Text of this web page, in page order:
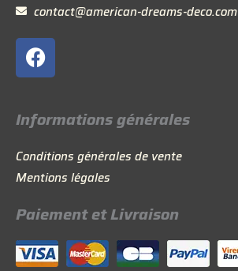
contact@american-dreams-deco.com
F
a
c
e
b
o
o
k
Informations générales
Conditions générales de vente
Mentions légales
Paiement et Livraison